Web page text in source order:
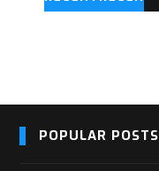
POPULAR POSTS